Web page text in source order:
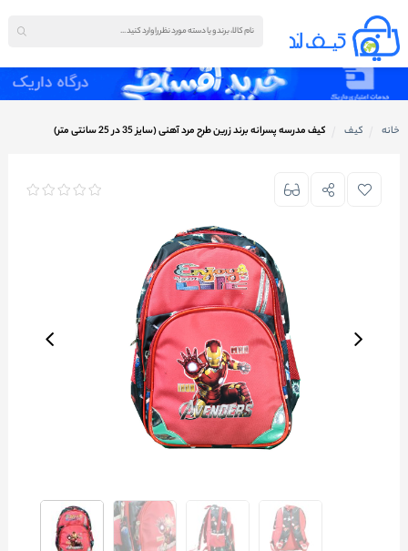
خانه کیف کیف مدرسه پسرانه برند زرین طرح مرد آهنی (سایز 35 در 25 سانتی متر)